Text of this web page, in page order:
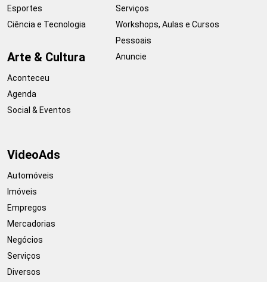
Esportes
Ciência e Tecnologia
Arte & Cultura
Aconteceu
Agenda
Social & Eventos
Serviços
Workshops, Aulas e Cursos
Pessoais
Anuncie
VideoAds
Automóveis
Imóveis
Empregos
Mercadorias
Negócios
Serviços
Diversos